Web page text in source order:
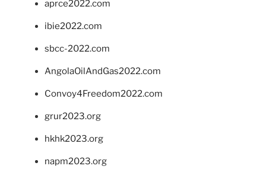
aprce2022.com
ibie2022.com
sbcc-2022.com
AngolaOilAndGas2022.com
Convoy4Freedom2022.com
grur2023.org
hkhk2023.org
napm2023.org